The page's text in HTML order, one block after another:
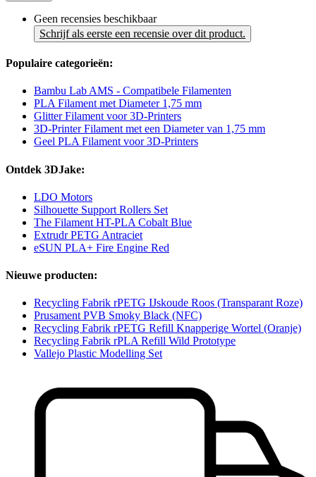
Geen recensies beschikbaar
Schrijf als eerste een recensie over dit product.
Populaire categorieën:
Bambu Lab AMS - Compatibele Filamenten
PLA Filament met Diameter 1,75 mm
Glitter Filament voor 3D-Printers
3D-Printer Filament met een Diameter van 1,75 mm
Geel PLA Filament voor 3D-Printers
Ontdek 3DJake:
LDO Motors
Silhouette Support Rollers Set
The Filament HT-PLA Cobalt Blue
Extrudr PETG Antraciet
eSUN PLA+ Fire Engine Red
Nieuwe producten:
Recycling Fabrik rPETG IJskoude Roos (Transparant Roze)
Prusament PVB Smoky Black (NFC)
Recycling Fabrik rPETG Refill Knapperige Wortel (Oranje)
Recycling Fabrik rPLA Refill Wild Prototype
Vallejo Plastic Modelling Set